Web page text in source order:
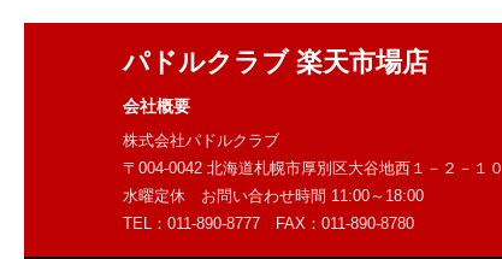
パドルクラブ 楽天市場店
会社概要
株式会社パドルクラブ
〒004-0042 北海道札幌市厚別区大谷地西１－２－１０
水曜定休 お問い合わせ時間 11:00～18:00
TEL：011-890-8777 FAX：011-890-8780